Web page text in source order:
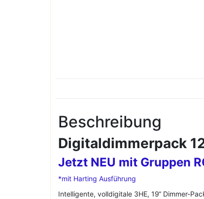
Beschreibung
Digitaldimmerpack
Jetzt NEU mit Gruppen
*mit Harting Ausführung
Intelligente, volldigitale 3HE, 19“ Dimmer-